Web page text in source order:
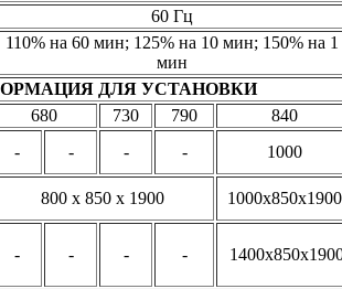
60 Гц
110% на 60 мин; 125% на 10 мин; 150% на 1
мин
ДЛЯ УСТАНОВКИ
680 730 790
840
- - - -
1000
800 x 850 x 1900
1000x850x1900
- - - -